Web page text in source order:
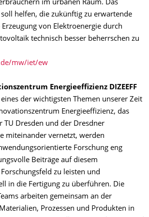
im urbanen Raum. Das
helfen, die zukünftig zu erwartende
von Elektroenergie durch
technisch besser beherrschen zu
mw/iet/ew
Energieeffizienz DIZEEFF
der wichtigsten Themen unserer Zeit
Energieeffizienz, das
TU Dresden und der Dresdner
miteinander vernetzt, werden
Forschung eng
Beiträge auf diesem
zu leisten und
in die Fertigung zu überführen. Die
arbeiten gemeinsam an der
Prozessen und Produkten in